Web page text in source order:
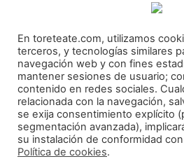
23
24
25 26 27 28 29
30
31
« May
En toreteate.com, utilizamos
terceros, y tecnologías similares
navegación web y con fines
mantener sesiones de usuario;
contenido en redes sociales.
relacionada con la navegación,
se exija consentimiento explícito
segmentación avanzada),
su instalación de conformidad
Política de cookies.